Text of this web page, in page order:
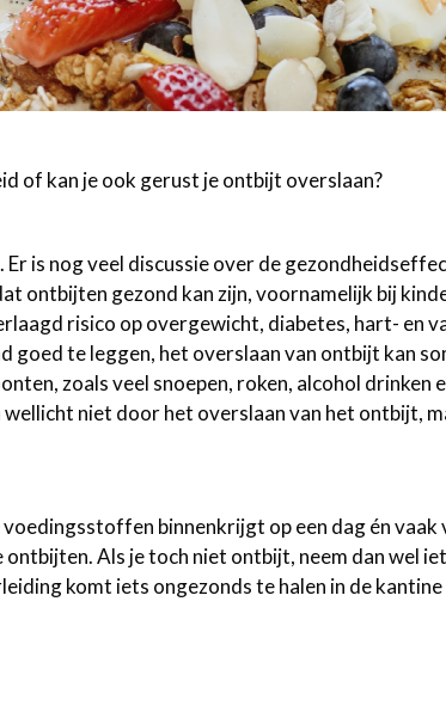
of kan je ook gerust je ontbijt overslaan?
is nog veel discussie over de
ontbijten gezond kan zijn, voornamelijk bij
risico op overgewicht, diabetes, hart- en
goed te leggen, het overslaan van ontbijt kan
zoals veel snoepen, roken, alcohol drinken
niet door het overslaan van het ontbijt,
binnenkrijgt op een dag én vaak
Als je toch niet ontbijt, neem dan wel
komt iets ongezonds te halen in de